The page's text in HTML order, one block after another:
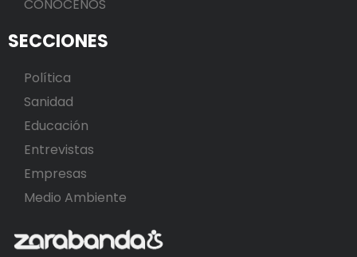
CONÓCENOS
SECCIONES
Política
Sanidad
Educación
Entrevistas
Empresas
Medio Ambiente